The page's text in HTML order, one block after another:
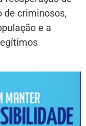
de criminosos,
e a